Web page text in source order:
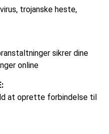
trojanske heste,
sikrer dine
online
at oprette forbindelse til